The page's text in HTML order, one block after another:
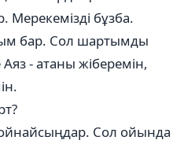
Мерекемізді бұзба.
бар. Сол шартымды
- атаны жіберемін,
Сол ойында